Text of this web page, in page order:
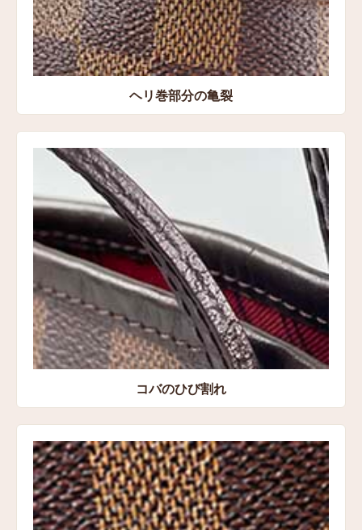
ヘリ巻部分の亀裂
コバのひび割れ